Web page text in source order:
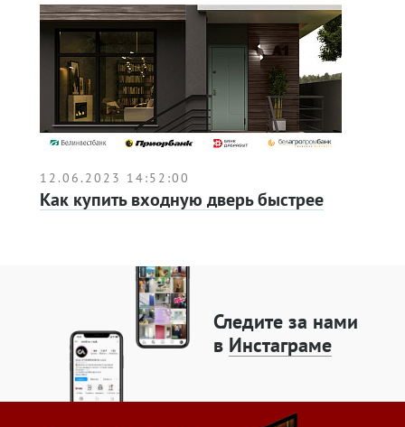
12.06.2023 14:52:00
Как купить входную дверь быстрее
Следите за нами
в Инстаграме